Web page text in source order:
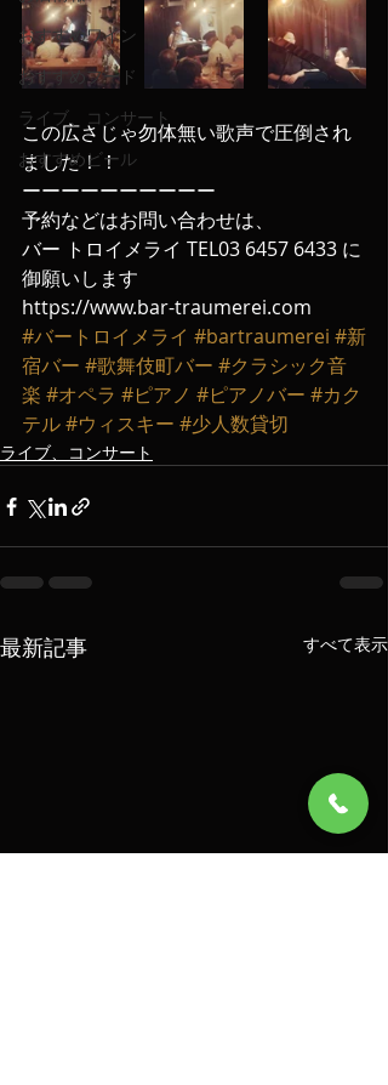
おすすめワイン
おすすめフード
ライブ、コンサート
おすすめビール
この広さじゃ勿体無い歌声で圧倒され
ました！！
ーーーーーーーーーー
予約などはお問い合わせは、
バー トロイメライ TEL03 6457 6433 に
御願いします
https://www.bar-traumerei.com
#バートロイメライ #bartraumerei #新
宿バー #歌舞伎町バー #クラシック音
楽 #オペラ #ピアノ #ピアノバー #カク
テル#ウィスキー #少人数貸切
ライブ、コンサート
最新記事 すべて表示